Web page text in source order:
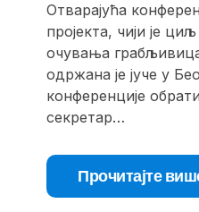
Отварајућа
пројекта, чији је
очувања
одржана је јуче у
конференције
секретар…
Прочитајте